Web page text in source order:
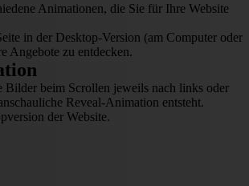
Animationen, die Sie für Ihre Website
in der Desktop-Version (am Computer oder
Angebote zu entdecken.
Bilder beim Scrollen jeweils nach links oder
Reveal-Animation entsteht.
der Website.